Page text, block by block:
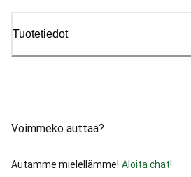
Tuotetiedot
Voimmeko auttaa?
Autamme mielellämme! Aloita chat!